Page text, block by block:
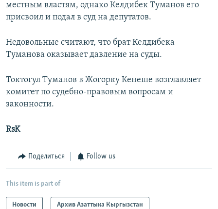
местным властям, однако Келдибек Туманов его
присвоил и подал в суд на депутатов.
Недовольные считают, что брат Келдибека
Туманова оказывает давление на суды.
Токтогул Туманов в Жогорку Кенеше возглавляет
комитет по судебно-правовым вопросам и
законности.
RsK
Поделиться Follow us
This item is part of
Новости Архив Азаттыка Кыргызстан